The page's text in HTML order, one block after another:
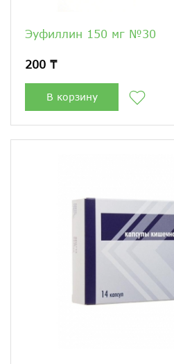
Эуфиллин 150 мг №30
200 ₸
В корзину